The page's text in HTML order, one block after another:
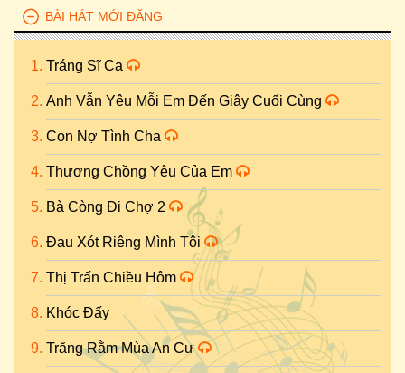
BÀI HÁT MỚI ĐĂNG
Tráng Sĩ Ca
Anh Vẫn Yêu Mỗi Em Đến Giây Cuối Cùng
Con Nợ Tình Cha
Thương Chồng Yêu Của Em
Bà Còng Đi Chợ 2
Đau Xót Riêng Mình Tôi
Thị Trấn Chiều Hôm
Khóc Đấy
Trăng Rằm Mùa An Cư